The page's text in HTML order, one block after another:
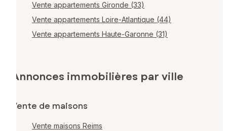
Vente appartements Gironde (33)
Vente appartements Loire-Atlantique (44)
Vente appartements Haute-Garonne (31)
Annonces immobilières par ville
Vente de maisons
Vente maisons Reims